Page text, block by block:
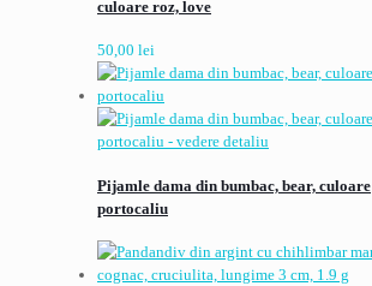
culoare roz, love
50,00 lei
Pijamle dama din bumbac, bear, culoare
portocaliu